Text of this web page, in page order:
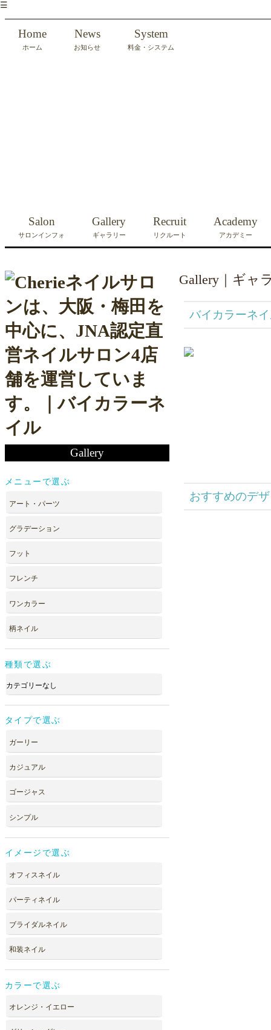
☰
Home
ホーム
News
お知らせ
System
料金・システム
Salon
サロンインフォ
Gallery
ギャラリー
Recruit
リクルート
Academy
アカデミー
Gallery
メニューで選ぶ
アート・パーツ
グラデーション
フット
フレンチ
ワンカラー
柄ネイル
種類で選ぶ
カテゴリーなし
タイプで選ぶ
ガーリー
カジュアル
ゴージャス
シンプル
イメージで選ぶ
オフィスネイル
パーティネイル
ブライダルネイル
和装ネイル
カラーで選ぶ
オレンジ・イエロー
Gallery｜ギャ
バイカラーネ
おすすめのデ